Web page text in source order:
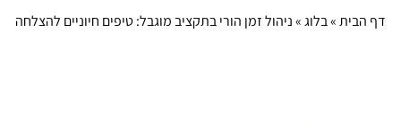
דף הבית»בלוג»ניהול זמן הורי בתקציב מוגבל: טיפים חיוניים להצלחה